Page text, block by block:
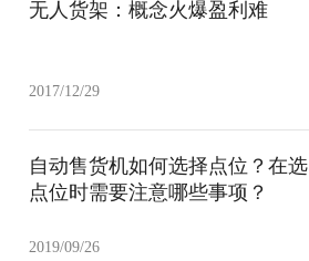
无人货架：概念火爆盈利难
2017/12/29
自动售货机如何选择点位？在选
点位时需要注意哪些事项？
2019/09/26